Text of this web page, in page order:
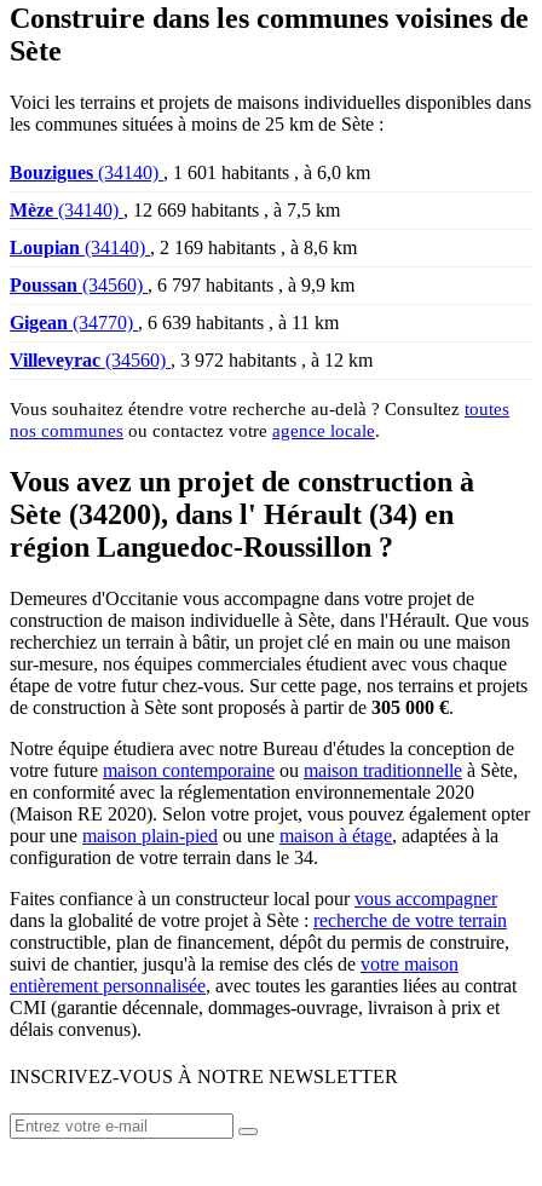
Construire dans les communes voisines de
Sète
Voici les terrains et projets de maisons individuelles disponibles dans
les communes situées à moins de 25 km de Sète :
Bouzigues (34140) , 1 601 habitants , à 6,0 km
Mèze (34140) , 12 669 habitants , à 7,5 km
Loupian (34140) , 2 169 habitants , à 8,6 km
Poussan (34560) , 6 797 habitants , à 9,9 km
Gigean (34770) , 6 639 habitants , à 11 km
Villeveyrac (34560) , 3 972 habitants , à 12 km
Vous souhaitez étendre votre recherche au-delà ? Consultez toutes
nos communes ou contactez votre agence locale.
Vous avez un projet de construction à
Sète (34200), dans l' Hérault (34) en
région Languedoc-Roussillon ?
Demeures d'Occitanie vous accompagne dans votre projet de
construction de maison individuelle à Sète, dans l'Hérault. Que vous
recherchiez un terrain à bâtir, un projet clé en main ou une maison
sur-mesure, nos équipes commerciales étudient avec vous chaque
étape de votre futur chez-vous. Sur cette page, nos terrains et projets
de construction à Sète sont proposés à partir de 305 000 €.
Notre équipe étudiera avec notre Bureau d'études la conception de
votre future maison contemporaine ou maison traditionnelle à Sète,
en conformité avec la réglementation environnementale 2020
(Maison RE 2020). Selon votre projet, vous pouvez également opter
pour une maison plain-pied ou une maison à étage, adaptées à la
configuration de votre terrain dans le 34.
Faites confiance à un constructeur local pourvous accompagner
dans la globalité de votre projet à Sète : recherche de votre terrain
constructible, plan de financement, dépôt du permis de construire,
suivi de chantier, jusqu'à la remise des clés de votre maison
entièrement personnalisée, avec toutes les garanties liées au contrat
CMI (garantie décennale, dommages-ouvrage, livraison à prix et
délais convenus).
INSCRIVEZ-VOUS À NOTRE NEWSLETTER